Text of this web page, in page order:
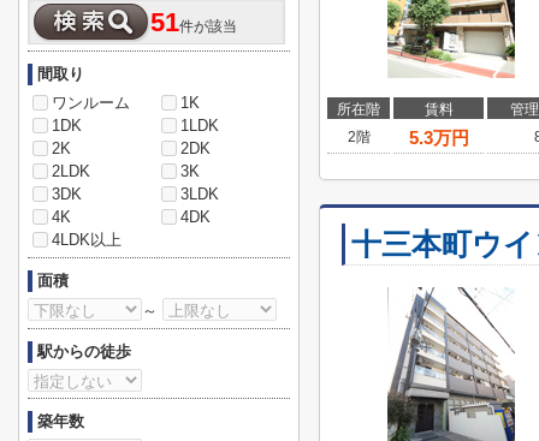
所在階 賃料
管
2階
5.3万円
十三本町ウ
51件が該当
間取り
ワンルーム
1K
1DK
1LDK
2K
2DK
2LDK
3K
3DK
3LDK
4K
4DK
4LDK以上
面積
～
駅からの徒歩
築年数